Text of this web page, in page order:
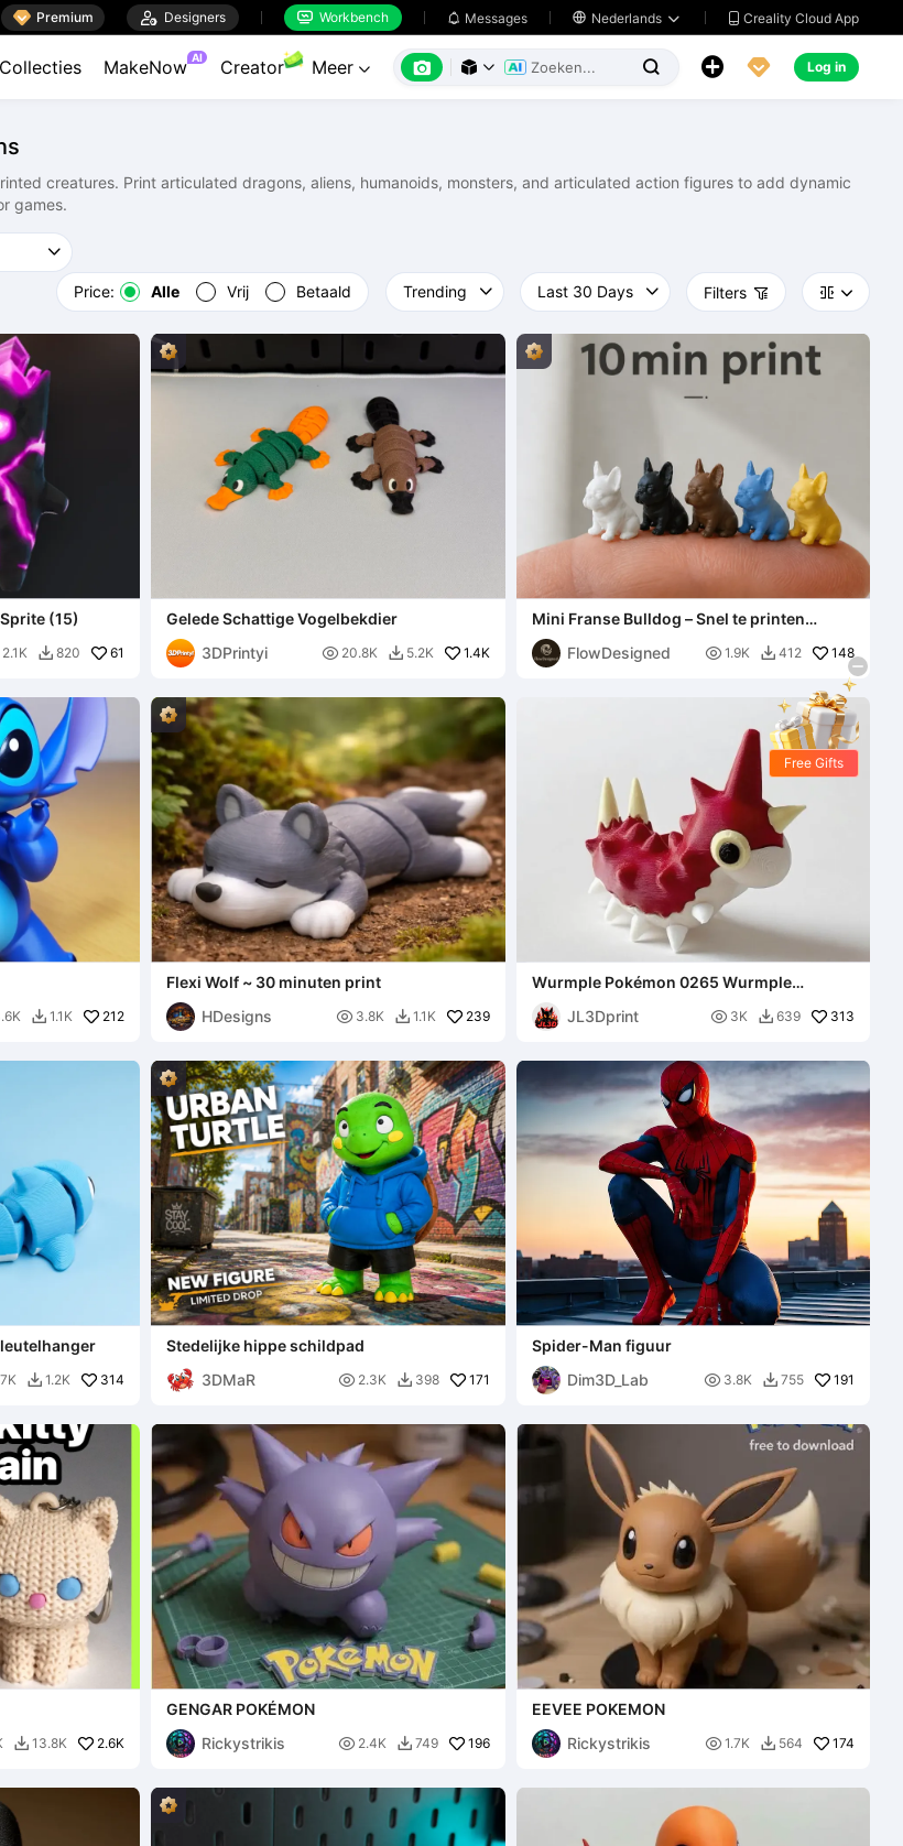
 Premium  Designers  Workbench  Messages  Nederlands   Creality Cloud App
Collecties MakeNow AI Creator Meer        Log in
creatures. Print articulated dragons, aliens, humanoids, monsters, and articulated action figures to add dynamic
games.
Price: Alle Vrij Betaald Filters   
(15)
2.1K  820 61
Gelede Schattige Vogelbekdier
3DPrintyi
 20.8K  5.2K 1.4K
Mini Franse Bulldog – Snel te printen
gedetailleerde pup
FlowDesigned
 1.9K  412 148
 1.1K 212
Flexi Wolf ~ 30 minuten print
HDesigns
 3.8K  1.1K 239
Wurmple Pokémon 0265 Wurmple
JL3Dprint
 3K  639 313
 1.2K 314
Stedelijke hippe schildpad
3DMaR
 2.3K  398 171
Spider-Man figuur
Dim3D_Lab
 3.8K  755 191
 13.8K 2.6K
GENGAR POKÉMON
Rickystrikis
 2.4K  749 196
EEVEE POKEMON
Rickystrikis
 1.7K  564 174
Free Gifts